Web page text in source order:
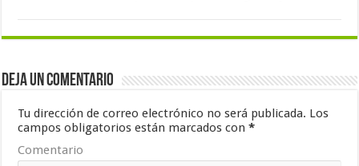
Deja un comentario
Tu dirección de correo electrónico no será publicada. Los
campos obligatorios están marcados con*
Comentario